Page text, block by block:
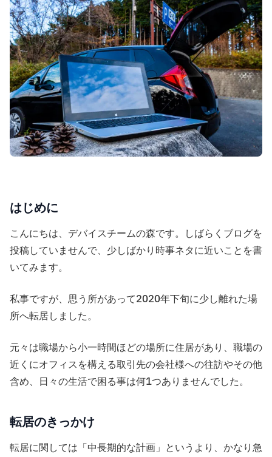
はじめに
こんにちは、デバイスチームの森です。しばらくブログを
投稿していませんで、少しばかり時事ネタに近いことを書
いてみます。
私事ですが、思う所があって2020年下旬に少し離れた場
所へ転居しました。
元々は職場から小一時間ほどの場所に住居があり、職場の
近くにオフィスを構える取引先の会社様への往訪やその他
含め、日々の生活で困る事は何1つありませんでした。
転居のきっかけ
転居に関しては「中長期的な計画」というより、かなり急